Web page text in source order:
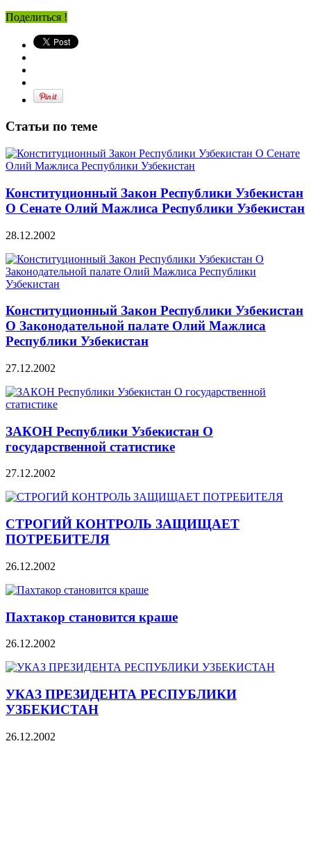
Поделиться !
Статьи по теме
Конституционный Закон Республики Узбекистан
О Сенате Олий Мажлиса Республики Узбекистан
28.12.2002
Конституционный Закон Республики Узбекистан
О Законодательной палате Олий Мажлиса
Республики Узбекистан
27.12.2002
ЗАКОН Республики Узбекистан О
государственной статистике
27.12.2002
СТРОГИЙ КОНТРОЛЬ ЗАЩИЩАЕТ
ПОТРЕБИТЕЛЯ
26.12.2002
Пахтакор становится краше
26.12.2002
УКАЗ ПРЕЗИДЕНТА РЕСПУБЛИКИ
УЗБЕКИСТАН
26.12.2002